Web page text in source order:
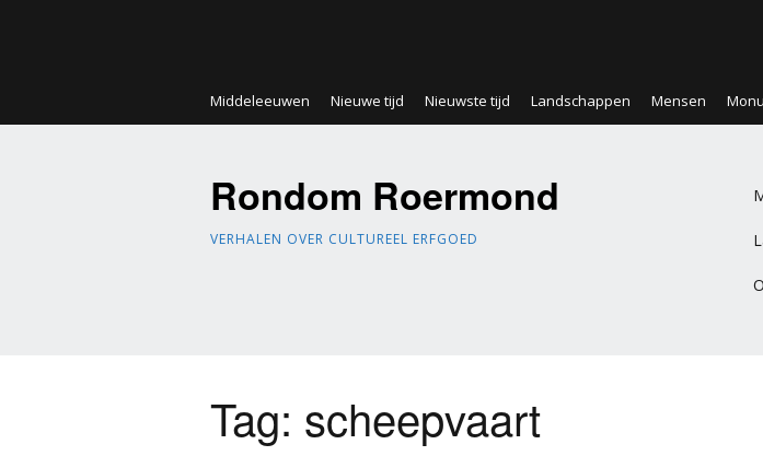
Middeleeuwen Nieuwe tijd Nieuwste tijd Landschappen Mensen
Rondom Roermond
VERHALEN OVER CULTUREEL ERFGOED
Tag: scheepvaart